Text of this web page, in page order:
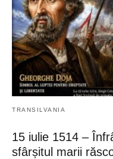
TRANSILVANIA
15 iulie 1514 –
sfârșitul marii